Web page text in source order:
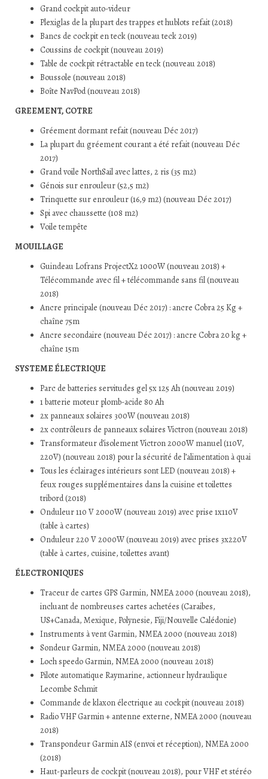
Grand cockpit auto-videur
Plexiglas de la plupart des trappes et hublots refait (2018)
Bancs de cockpit en teck (nouveau teck 2019)
Coussins de cockpit (nouveau 2019)
Table de cockpit rétractable en teck (nouveau 2018)
Boussole (nouveau 2018)
Boîte NavPod (nouveau 2018)
GREEMENT, COTRE
Gréement dormant refait (nouveau Déc 2017)
La plupart du gréement courant a été refait (nouveau Déc
2017)
Grand voile NorthSail avec lattes, 2 ris (35 m2)
Génois sur enrouleur (52,5 m2)
Trinquette sur enrouleur (16,9 m2) (nouveau Déc 2017)
Spi avec chaussette (108 m2)
Voile tempête
MOUILLAGE
Guindeau Lofrans ProjectX2 1000W (nouveau 2018) +
Télécommande avec fil + télécommande sans fil (nouveau
2018)
Ancre principale (nouveau Déc 2017) : ancre Cobra 25 Kg +
chaîne 75m
Ancre secondaire (nouveau Déc 2017) : ancre Cobra 20 kg +
chaîne 15m
SYSTEME ÉLECTRIQUE
Parc de batteries servitudes gel 5x 125 Ah (nouveau 2019)
1 batterie moteur plomb-acide 80 Ah
2x panneaux solaires 300W (nouveau 2018)
2x contrôleurs de panneaux solaires Victron (nouveau 2018)
Transformateur d’isolement Victron 2000W manuel (110V,
220V) (nouveau 2018) pour la sécurité de l’alimentation à quai
Tous les éclairages intérieurs sont LED (nouveau 2018) +
feux rouges supplémentaires dans la cuisine et toilettes
tribord (2018)
Onduleur 110 V 2000W (nouveau 2019) avec prise 1x110V
(table à cartes)
Onduleur 220 V 2000W (nouveau 2019) avec prises 3x220V
(table à cartes, cuisine, toilettes avant)
ÉLECTRONIQUES
Traceur de cartes GPS Garmin, NMEA 2000 (nouveau 2018),
incluant de nombreuses cartes achetées (Caraibes,
US+Canada, Mexique, Polynesie, Fiji/Nouvelle Calédonie)
Instruments à vent Garmin, NMEA 2000 (nouveau 2018)
Sondeur Garmin, NMEA 2000 (nouveau 2018)
Loch speedo Garmin, NMEA 2000 (nouveau 2018)
Pilote automatique Raymarine, actionneur hydraulique
Lecombe Schmit
Commande de klaxon électrique au cockpit (nouveau 2018)
Radio VHF Garmin + antenne externe, NMEA 2000 (nouveau
2018)
Transpondeur Garmin AIS (envoi et réception), NMEA 2000
(2018)
Haut-parleurs de cockpit (nouveau 2018), pour VHF et stéréo